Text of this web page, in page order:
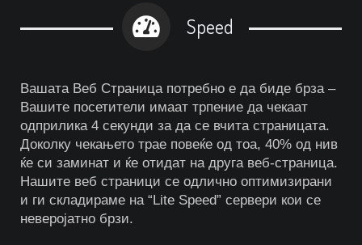
Speed
Вашата Веб Страница потребно е да биде брза –
Вашите посетители имаат трпение да чекаат
одприлика 4 секунди за да се вчита страницата.
Доколку чекањето трае повеќе од тоа, 40% од нив
ќе си заминат и ќе отидат на друга веб-страница.
Нашите веб страници се одлично оптимизирани
и ги складираме на “Lite Speed” сервери кои се
неверојатно брзи.